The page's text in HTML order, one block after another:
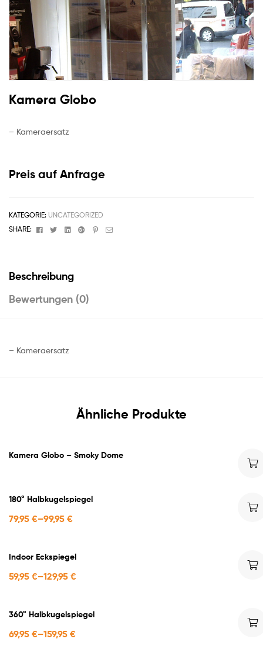
Kamera Globo
– Kameraersatz
Preis auf Anfrage
KATEGORIE: UNCATEGORIZED
SHARE:
FacebookTwitterLinkedinGoogle+Pinterest
Email
Beschreibung
Bewertungen (0)
– Kameraersatz
Ähnliche Produkte
Kamera Globo – Smoky Dome
180° Halbkugelspiegel
79,95 €–99,95 €
Indoor Eckspiegel
59,95 €–129,95 €
360° Halbkugelspiegel
69,95 €–159,95 €